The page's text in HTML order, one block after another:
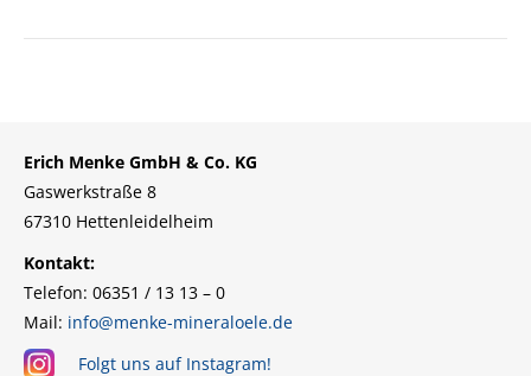
Erich Menke GmbH & Co. KG
Gaswerkstraße 8
67310 Hettenleidelheim
Kontakt:
Telefon: 06351 / 13 13 – 0
Mail: info@menke-mineraloele.de
Folgt uns auf Instagram!